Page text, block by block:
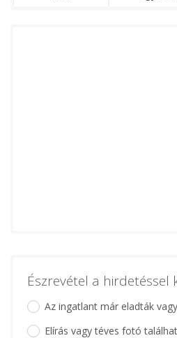
Észrevétel a hirdetéssel
Az ingatlant már eladták
Elírás vagy téves fotó